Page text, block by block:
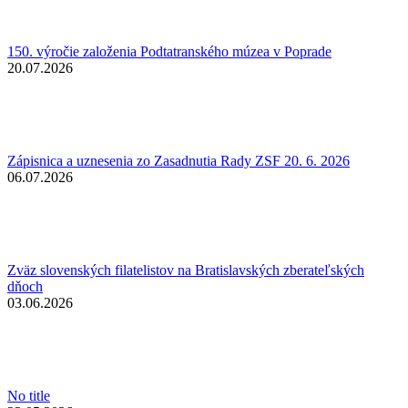
150. výročie založenia Podtatranského múzea v Poprade
20.07.2026
Zápisnica a uznesenia zo Zasadnutia Rady ZSF 20. 6. 2026
06.07.2026
Zväz slovenských filatelistov na Bratislavských zberateľských
dňoch
03.06.2026
No title